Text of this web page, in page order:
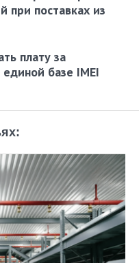
при поставках из
плату за
базе IMEI